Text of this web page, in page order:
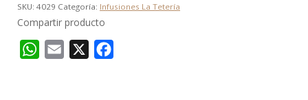
SKU: 4029 Categoría: Infusiones La Tetería
Compartir producto
WhatsApp
Email